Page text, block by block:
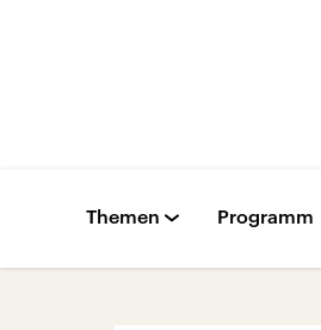
Themen Programm